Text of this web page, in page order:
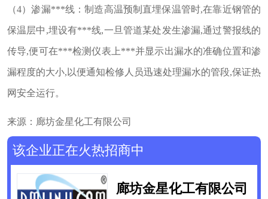
（4）渗漏***线：制造高温预制直埋保温管时,在靠近钢管的
保温层中,埋设有***线,一旦管道某处发生渗漏,通过警报线的
传导,便可在***检测仪表上***并显示出漏水的准确位置和渗
漏程度的大小,以便通知检修人员迅速处理漏水的管段,保证热
网安全运行。
来源：廊坊金星化工有限公司
该企业正在火热招商中
廊坊金星化工有限公司